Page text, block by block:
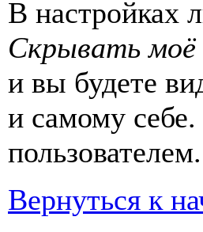
В настройках
Скрывать моё
и вы будете
и самому
пользователем.
Вернуться к